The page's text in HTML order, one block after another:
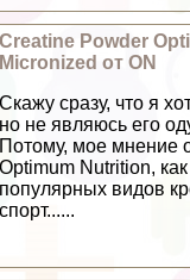
Creatine Powder
Micronized от ON
Скажу сразу, что я
но не являюсь его
Потому, мое мнение
Optimum Nutrition,
популярных видов
спорт......